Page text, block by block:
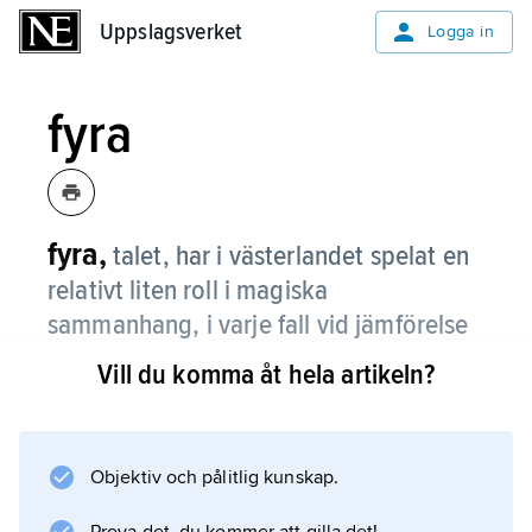
Uppslagsverket Logga in
fyra
fyra, talet, har i västerlandet spelat en
relativt liten roll i magiska
sammanhang, i varje fall vid jämförelse
med de i många sammanhang
figurerande tre-, sju- och niotalen.
användning i struktureringen av ting eller
Vill du komma åt hela artikeln?
Objektiv och pålitlig kunskap.